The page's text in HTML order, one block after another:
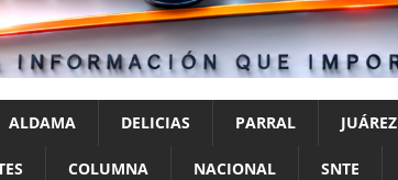
ALDAMA DELICIAS PARRAL JUÁREZ
COLUMNA NACIONAL SNTE